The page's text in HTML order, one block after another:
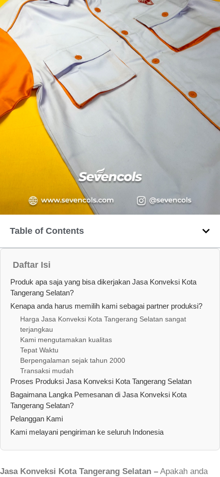
Table of Contents
Daftar Isi
Produk apa saja yang bisa dikerjakan Jasa Konveksi Kota
Tangerang Selatan?
Kenapa anda harus memilih kami sebagai partner produksi?
Harga Jasa Konveksi Kota Tangerang Selatan sangat
terjangkau
Kami mengutamakan kualitas
Tepat Waktu
Berpengalaman sejak tahun 2000
Transaksi mudah
Proses Produksi Jasa Konveksi Kota Tangerang Selatan
Bagaimana Langka Pemesanan di Jasa Konveksi Kota
Tangerang Selatan?
Pelanggan Kami
Kami melayani pengiriman ke seluruh Indonesia
Jasa Konveksi Kota Tangerang Selatan – Apakah anda